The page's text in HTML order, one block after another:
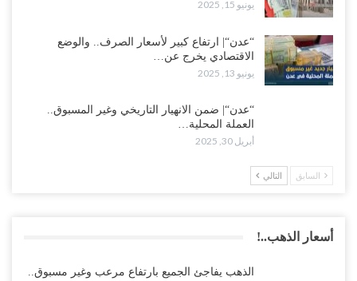
يونيو 15, 2025
“عدن“| ارتفاع كبير لأسعار الصرف.. والوضع
الاقتصادي يخرج عن…
يونيو 13, 2025
“عدن“| ضمن الانهيار التاريخي وغير المسبوق..
العملة المحلية…
أبريل 30, 2025
السابق التالي
أسعار الذهب..!
الذهب يفاجئ الجميع بارتفاع مرعب وغير مسبوق..